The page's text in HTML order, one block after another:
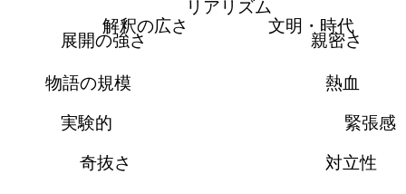
リアリズム
文明・時代
親密さ
熱血
緊張感
対立性
奇抜さ
実験的
物語の規模
展開の強さ
解釈の広さ